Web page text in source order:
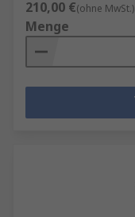
210,00 €(ohne MwSt.)
Menge